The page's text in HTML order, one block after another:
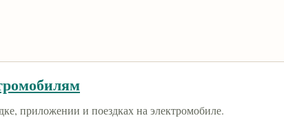
приложении и поездках на электромобиле.